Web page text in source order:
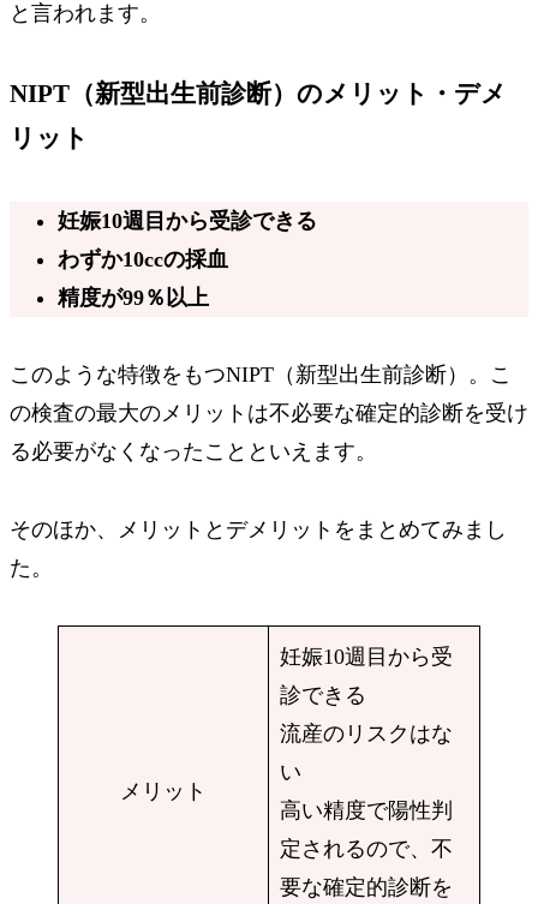
と言われます。
NIPT（新型出生前診断）のメリット・デメ
リット
妊娠10週目 から受診できる
わずか10ccの採血
精度が99％以上
このような特徴をもつNIPT（新型出生前診断）。こ
の検査の最大のメリットは不必要な確定的診断を受け
る必要がなくなった ことといえます。
そのほか、メリットとデメリットをまとめてみまし
た。
メリット
妊娠10週目から受
診できる
流産のリスクはな
い
高い精度で陽性判
定されるので、不
要な確定的診断を